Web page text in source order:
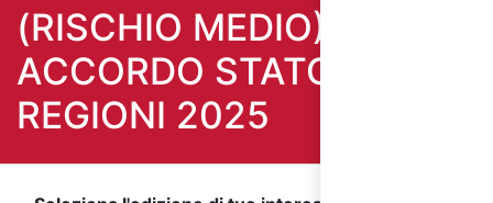
(RISCHIO MEDIO) -
ACCORDO STATO
REGIONI 2025